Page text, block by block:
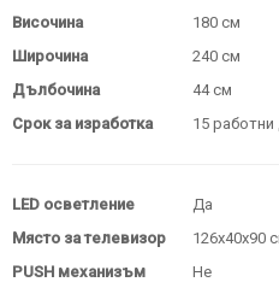
Височина
180 см
Широчина
240 см
Дълбочина
44 см
Срок за изработка
15 работни
LED осветление
Да
Място за телевизор
126х40х90
PUSH механизъм
Не